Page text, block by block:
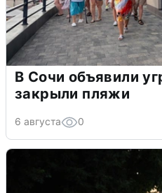
В Сочи объявили
закрыли пляжи
6 августа 0